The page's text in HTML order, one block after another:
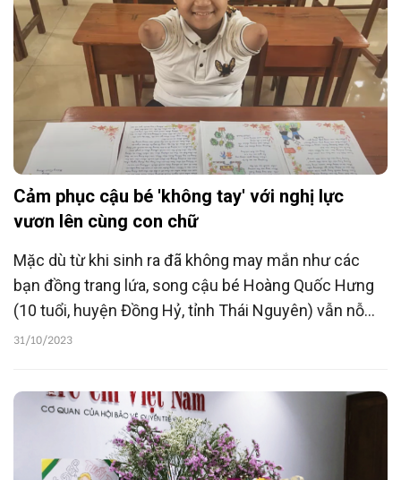
Cảm phục cậu bé 'không tay' với nghị lực
vươn lên cùng con chữ
Mặc dù từ khi sinh ra đã không may mắn như các
bạn đồng trang lứa, song cậu bé Hoàng Quốc Hưng
(10 tuổi, huyện Đồng Hỷ, tỉnh Thái Nguyên) vẫn nỗ
lực vượt qua khó khăn, mang tình yêu con chữ lan
31/10/2023